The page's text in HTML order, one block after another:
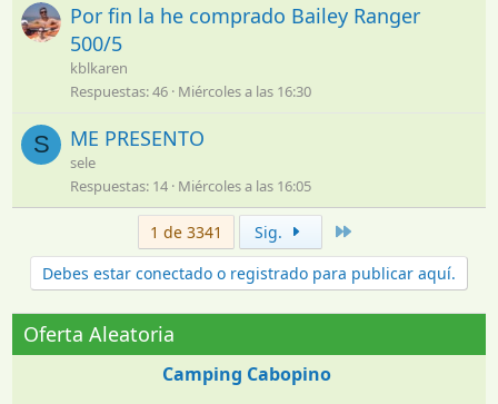
Por fin la he comprado Bailey Ranger
500/5
kblkaren
Respuestas 46 Miércoles a las 16:30
S ME PRESENTO
sele
Respuestas 14 Miércoles a las 16:05
1 de 3341 Sig.
Debes estar conectado o registrado para publicar aquí.
Oferta Aleatoria
Camping Cabopino